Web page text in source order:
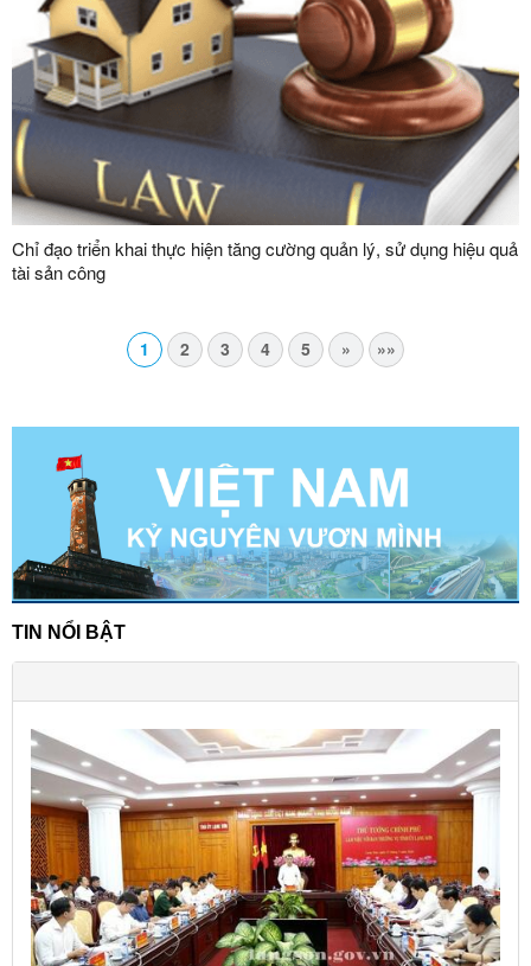
Chỉ đạo triển khai thực hiện tăng cường quản lý, sử dụng hiệu quả
tài sản công
1 2 3 4 5 » »»
TIN NỔI BẬT